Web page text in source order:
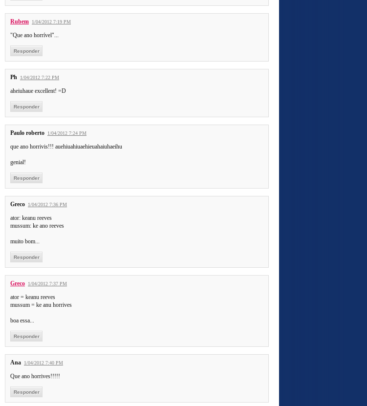
Rubem 1/04/2012 7:19 PM
"Que ano horrível"...
Responder
Ph 1/04/2012 7:22 PM
aheiuhaue excellent! =D
Responder
Paulo roberto 1/04/2012 7:24 PM
que ano horrivis!!! auehiuahiuaehieuahaiuhaeihu
genial!
Responder
Greco 1/04/2012 7:36 PM
ator: keanu reeves
mussum: ke ano reeves
muito bom...
Responder
Greco 1/04/2012 7:37 PM
ator = keanu reeves
mussum = ke anu horrives
boa essa...
Responder
Ana 1/04/2012 7:40 PM
Que ano horrives!!!!!
Responder